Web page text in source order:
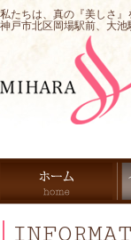
私たちは、真の『美しさ
神戸市北区岡場駅前、大